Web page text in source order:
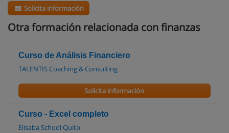
Solicita información
Otra formación relacionada con finanzas
Curso de Análisis Financiero
TALENTIS Coaching & Consulting
Solicita información
Curso - Excel completo
Elisaba School Quito